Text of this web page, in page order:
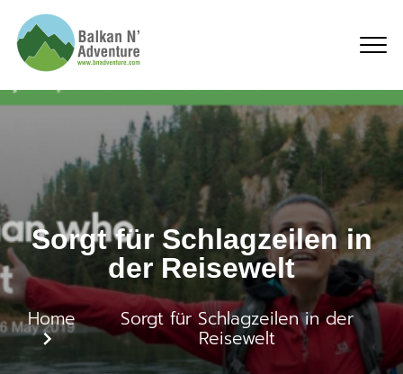
Sorgt für Schlagzeilen
Sorgt für Schlagzeilen in
der Reisewelt
Home Sorgt für Schlagzeilen in der
Reisewelt